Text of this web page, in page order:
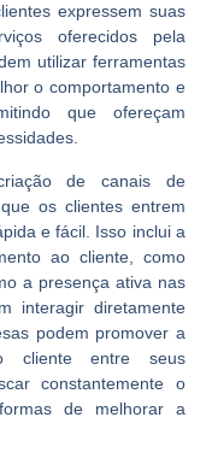
expressem suas
oferecidos pela
utilizar ferramentas
o comportamento e
que ofereçam
de canais de
os clientes entrem
e fácil. Isso inclui a
ao cliente, como
a presença ativa nas
interagir diretamente
podem promover a
cliente entre seus
constantemente o
de melhorar a